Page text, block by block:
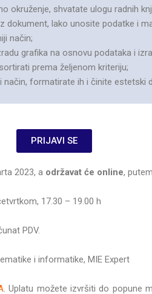
okruženje, shvatate ulogu radnih
dokument, lako unosite podatke i
način;
grafika na osnovu podataka i
prema željenom kriteriju;
način, formatirate ih i činite estetski
PRIJAVI SE
2023, a održavat će online,
17.30 – 19.00 h
PDV.
i informatike, MIE Expert
. Uplatu možete izvršiti do popune